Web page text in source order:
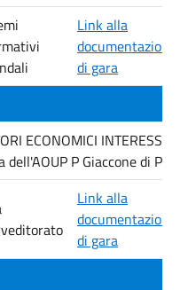
Link alla
documentazione
di gara
ECONOMICI
dell'AOUP P Giaccone di
Link alla
documentazione
di gara